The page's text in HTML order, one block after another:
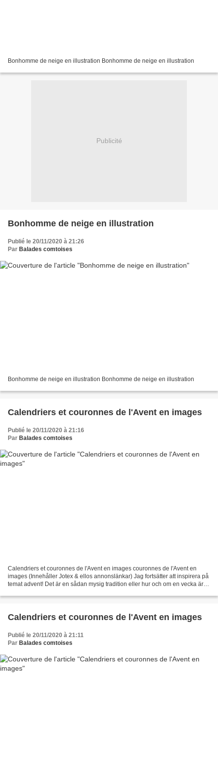
Bonhomme de neige en illustration Bonhomme de neige en illustration
Publicité
Bonhomme de neige en illustration
Publié le 20/11/2020 à 21:26
Par Balades comtoises
Bonhomme de neige en illustration Bonhomme de neige en illustration
Calendriers et couronnes de l'Avent en images
Publié le 20/11/2020 à 21:16
Par Balades comtoises
Calendriers et couronnes de l'Avent en images couronnes de l'Avent en
images (Innehåller Jotex & ellos annonslänkar) Jag fortsätter att inspirera på
temat advent! Det är en sådan mysig tradition eller hur och om en vecka är
Calendriers et couronnes de l'Avent en images
Publié le 20/11/2020 à 21:11
Par Balades comtoises